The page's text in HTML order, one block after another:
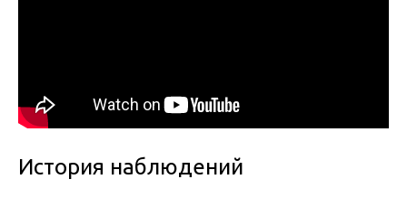
История наблюдений